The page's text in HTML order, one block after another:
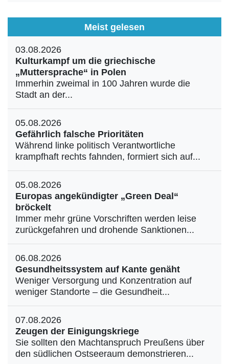
Meist gelesen
03.08.2026
Kulturkampf um die griechische
„Muttersprache“ in Polen
Immerhin zweimal in 100 Jahren wurde die
Stadt an der...
05.08.2026
Gefährlich falsche Prioritäten
Während linke politisch Verantwortliche
krampfhaft rechts fahnden, formiert sich auf...
05.08.2026
Europas angekündigter „Green Deal“
bröckelt
Immer mehr grüne Vorschriften werden leise
zurückgefahren und drohende Sanktionen...
06.08.2026
Gesundheitssystem auf Kante genäht
Weniger Versorgung und Konzentration auf
weniger Standorte – die Gesundheit...
07.08.2026
Zeugen der Einigungskriege
Sie sollten den Machtanspruch Preußens über
den südlichen Ostseeraum demonstrieren...